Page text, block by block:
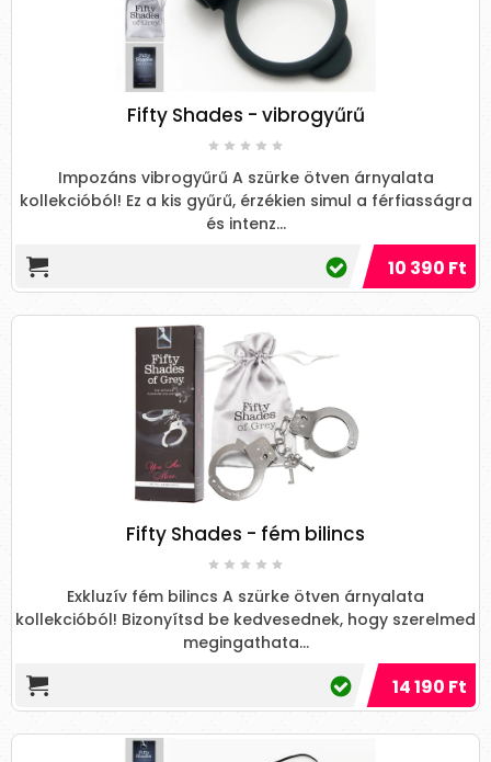
Fifty Shades - vibrogyűrű
Impozáns vibrogyűrű A szürke ötven árnyalata
kollekcióból! Ez a kis gyűrű, érzékien simul a férfiasságra
és intenz...
10 390 Ft
Fifty Shades - fém bilincs
Exkluzív fém bilincs A szürke ötven árnyalata
kollekcióból! Bizonyítsd be kedvesednek, hogy szerelmed
megingathata...
14 190 Ft